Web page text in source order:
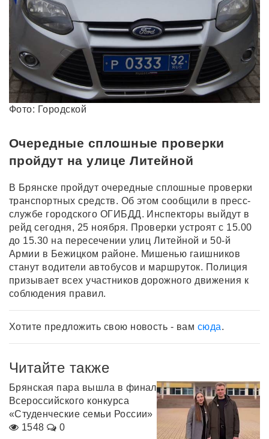
Фото: Городской
Очередные сплошные проверки
пройдут на улице Литейной
В Брянске пройдут очередные сплошные проверки
транспортных средств. Об этом сообщили в пресс-
службе городского ОГИБДД. Инспекторы выйдут в
рейд сегодня, 25 ноября. Проверки устроят с 15.00
до 15.30 на пересечении улиц Литейной и 50-й
Армии в Бежицком районе. Мишенью гаишников
станут водители автобусов и маршруток. Полиция
призывает всех участников дорожного движения к
соблюдения правил.
Хотите предложить свою новость - вам сюда.
Читайте также
Брянская пара вышла в финал
Всероссийского конкурса
«Студенческие семьи России»
1548
0